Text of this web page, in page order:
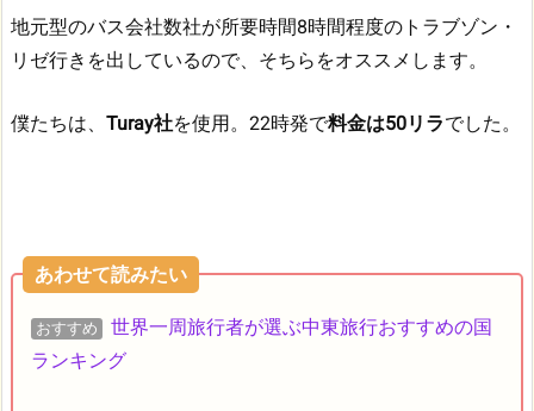
地元型のバス会社数社が所要時間8時間程度のトラブゾン・
リゼ行きを出しているので、そちらをオススメします。
僕たちは、 Turay社を使用。22時発で料金は50リラでした。
あわせて読みたい
おすすめ
世界一周旅行者が選ぶ中東旅行おすすめの国
ランキング